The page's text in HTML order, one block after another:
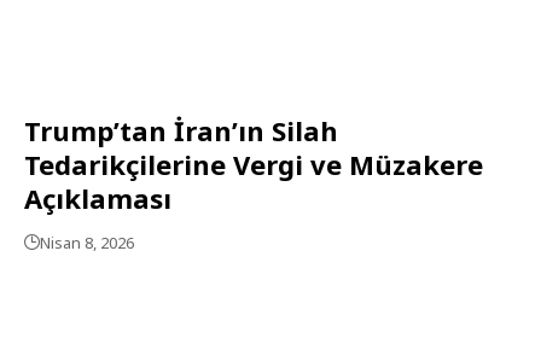
Trump’tan İran’ın Silah
Tedarikçilerine Vergi ve Müzakere
Açıklaması
Nisan 8, 2026